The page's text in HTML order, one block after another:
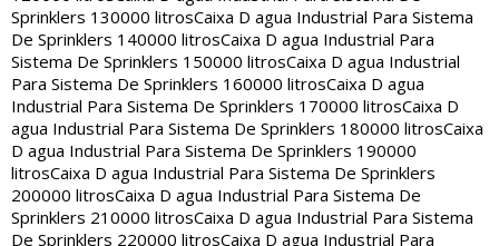
Sprinklers 130000 litrosCaixa D agua Industrial Para Sistema
De Sprinklers 140000 litrosCaixa D agua Industrial Para
Sistema De Sprinklers 150000 litrosCaixa D agua Industrial
Para Sistema De Sprinklers 160000 litrosCaixa D agua
Industrial Para Sistema De Sprinklers 170000 litrosCaixa D
agua Industrial Para Sistema De Sprinklers 180000 litrosCaixa
D agua Industrial Para Sistema De Sprinklers 190000
litrosCaixa D agua Industrial Para Sistema De Sprinklers
200000 litrosCaixa D agua Industrial Para Sistema De
Sprinklers 210000 litrosCaixa D agua Industrial Para Sistema
De Sprinklers 220000 litrosCaixa D agua Industrial Para